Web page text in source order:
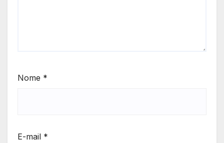
Nome *
E-mail *